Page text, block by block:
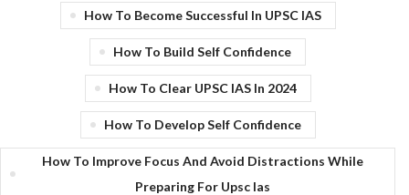
How To Become Successful In UPSC IAS
How To Build Self Confidence
How To Clear UPSC IAS In 2024
How To Develop Self Confidence
How To Improve Focus And Avoid Distractions While
Preparing For Upsc Ias